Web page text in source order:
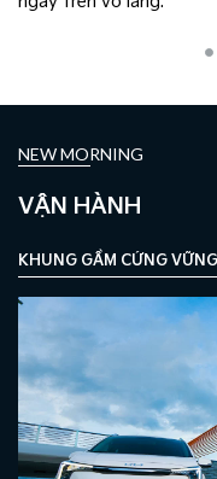
NEW MORNING
VẬN HÀNH
KHUNG GẦM CỨNG